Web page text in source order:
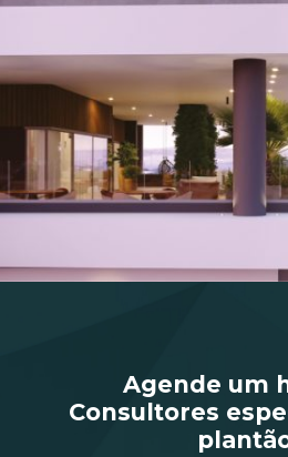
Agende um
Consultores